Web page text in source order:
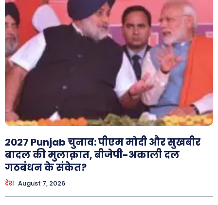
2027 Punjab चुनाव: पीएम मोदी और सुखबीर
बादल की मुलाक़ात, बीजेपी-अकाली दल
गठबंधन के संकेत?
देश August 7, 2026